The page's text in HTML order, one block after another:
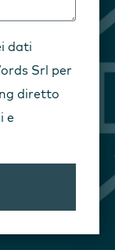
dati
Srl per
diretto
e